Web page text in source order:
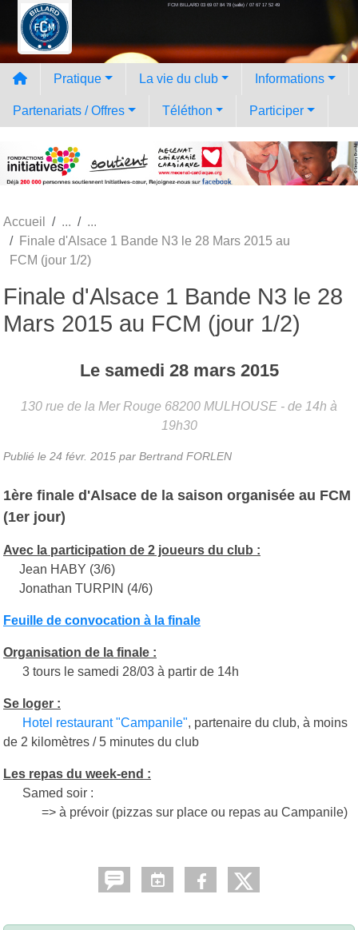
FCM BILLARD 03 69 07 84 78 (salle) / 07 67 17 52 49
Pratique La vie du club Informations
Partenariats / Offres Téléthon Participer
Accueil
Finale d'Alsace 1 Bande N3 le 28 Mars 2015 au
FCM (jour 1/2)
Finale d'Alsace 1 Bande N3 le 28
Mars 2015 au FCM (jour 1/2)
Le samedi 28 mars 2015
130 rue de la Mer Rouge 68200 MULHOUSE - de 14h à
19h30
Publié le 24 févr. 2015 par Bertrand FORLEN
1ère finale d'Alsace de la saison organisée au FCM
(1er jour)
Avec la participation de 2 joueurs du club :
Jean HABY (3/6)
Jonathan TURPIN (4/6)
Feuille de convocation à la finale
Organisation de la finale :
3 tours le samedi 28/03 à partir de 14h
Se loger :
Hotel restaurant "Campanile", partenaire du club, à moins
de 2 kilomètres / 5 minutes du club
Les repas du week-end :
Samed soir :
=> à prévoir (pizzas sur place ou repas au Campanile)
Panneau de gestion des cookies